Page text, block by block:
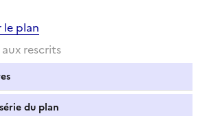
le plan
rescrits
du plan